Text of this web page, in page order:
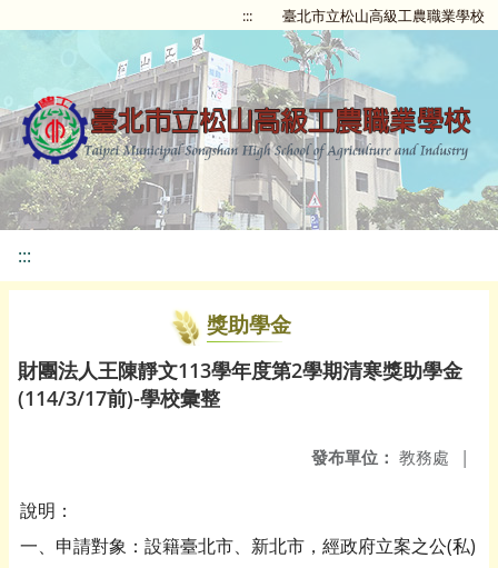
::: 臺北市立松山高級工農職業學校
:::
獎助學金
財團法人王陳靜文113學年度第2學期清寒獎助學金
(114/3/17前)-學校彙整
發布單位： 教務處 |
說明：
一、申請對象：設籍臺北市、新北市，經政府立案之公(私)